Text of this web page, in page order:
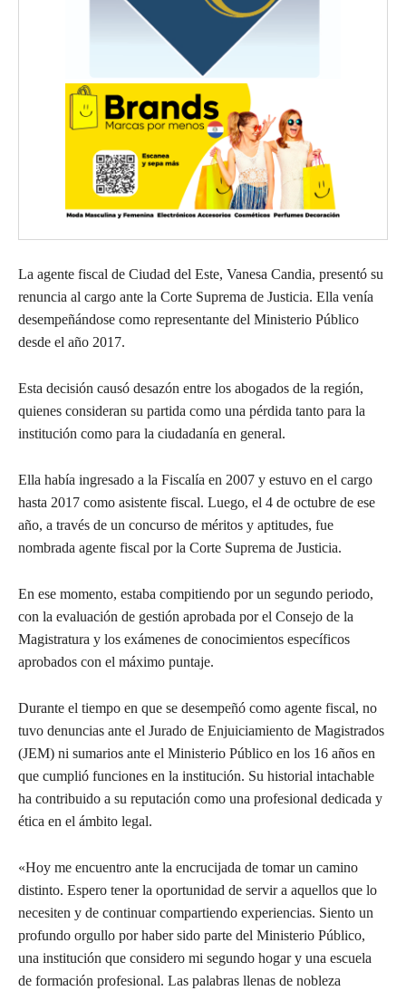
La agente fiscal de Ciudad del Este, Vanesa Candia, presentó su
renuncia al cargo ante la Corte Suprema de Justicia. Ella venía
desempeñándose como representante del Ministerio Público
desde el año 2017.
Esta decisión causó desazón entre los abogados de la región,
quienes consideran su partida como una pérdida tanto para la
institución como para la ciudadanía en general.
Ella había ingresado a la Fiscalía en 2007 y estuvo en el cargo
hasta 2017 como asistente fiscal. Luego, el 4 de octubre de ese
año, a través de un concurso de méritos y aptitudes, fue
nombrada agente fiscal por la Corte Suprema de Justicia.
En ese momento, estaba compitiendo por un segundo periodo,
con la evaluación de gestión aprobada por el Consejo de la
Magistratura y los exámenes de conocimientos específicos
aprobados con el máximo puntaje.
Durante el tiempo en que se desempeñó como agente fiscal, no
tuvo denuncias ante el Jurado de Enjuiciamiento de Magistrados
(JEM) ni sumarios ante el Ministerio Público en los 16 años en
que cumplió funciones en la institución. Su historial intachable
ha contribuido a su reputación como una profesional dedicada y
ética en el ámbito legal.
«Hoy me encuentro ante la encrucijada de tomar un camino
distinto. Espero tener la oportunidad de servir a aquellos que lo
necesiten y de continuar compartiendo experiencias. Siento un
profundo orgullo por haber sido parte del Ministerio Público,
una institución que considero mi segundo hogar y una escuela
de formación profesional. Las palabras llenas de nobleza